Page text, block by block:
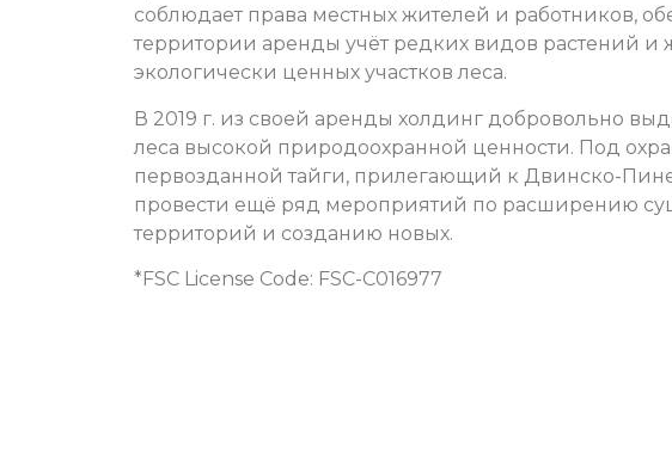
соблюдает права местных жителей и работников,
территории аренды учёт редких видов растений и
экологически ценных участков леса.
В 2019 г. из своей аренды холдинг добровольно
леса высокой природоохранной ценности. Под
первозданной тайги, прилегающий к Двинско-
провести ещё ряд мероприятий по расширению
территорий и созданию новых.
*FSC License Code: FSC-C016977